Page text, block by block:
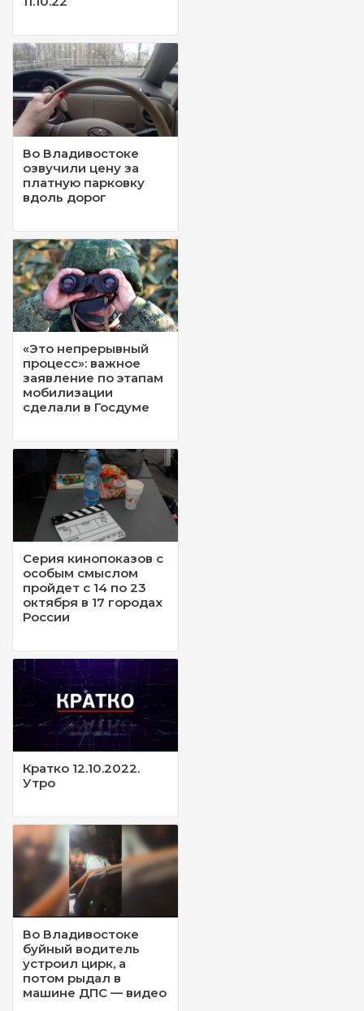
Во Владивостоке
озвучили цену за
платную парковку
вдоль дорог
«Это непрерывный
процесс»: важное
заявление по этапам
мобилизации
сделали в Госдуме
Серия кинопоказов с
особым смыслом
пройдет с 14 по 23
октября в 17 городах
России
Кратко 12.10.2022.
Утро
Во Владивостоке
буйный водитель
устроил цирк, а
потом рыдал в
машине ДПС — видео